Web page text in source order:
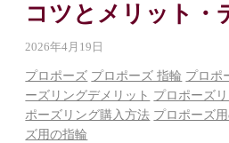
コツとメリット・
2026年4月19日
プロポーズ プロポーズ 指輪 プロポ
ーズリングデメリット プロポーズ
ポーズリング購入方法 プロポーズ
ズ用の指輪